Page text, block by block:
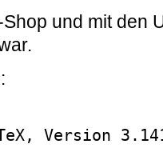
Shop und mit den
Version